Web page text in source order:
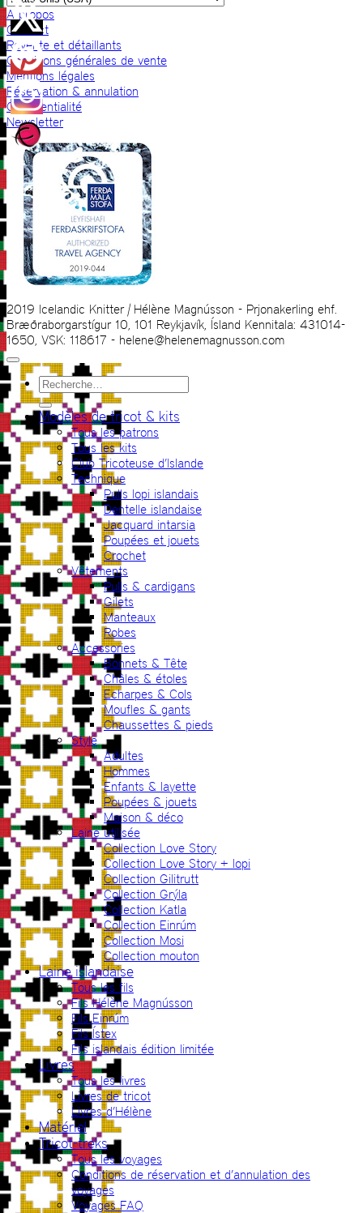
A propos
Contact
Revente et détaillants
Conditions générales de vente
Mentions légales
Réservation & annulation
Confidentialité
Newsletter
2019 Icelandic Knitter | Hélène Magnússon - Prjonakerling ehf.
Bræðraborgarstígur 10, 101 Reykjavík, Ísland Kennitala: 431014-
1650, VSK: 118617 - helene@helenemagnusson.com
Recherche
pour :
Modèles de tricot & kits
Tous les patrons
Tous les kits
Club Tricoteuse d’Islande
Technique
Pulls lopi islandais
Dentelle islandaise
Jacquard intarsia
Poupées et jouets
Crochet
Vêtements
Pulls & cardigans
Gilets
Manteaux
Robes
Accessories
Bonnets & Tête
Châles & étoles
Echarpes & Cols
Moufles & gants
Chaussettes & pieds
Style
Adultes
Hommes
Enfants & layette
Poupées & jouets
Maison & déco
Laine utilisée
Collection Love Story
Collection Love Story + lopi
Collection Gilitrutt
Collection Grýla
Collection Katla
Collection Einrúm
Collection Mosi
Collection mouton
Laine islandaise
Tous les fils
Fils Hélène Magnússon
Fils Einrúm
Fils Ístex
Fils islandais édition limitée
Livres
Tous les livres
Livres de tricot
Livres d’Hélène
Matériel
Tricot-treks
Tous les voyages
Conditions de réservation et d’annulation des
voyages
Voyages FAQ